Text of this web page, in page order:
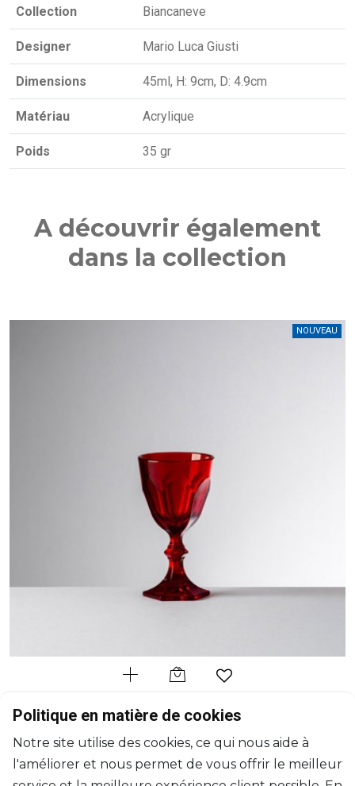
Collection Biancaneve
Designer Mario Luca Giusti
Dimensions 45ml, H: 9cm, D: 4.9cm
Matériau Acrylique
Poids 35 gr
A découvrir également
dans la collection
NOUVEAU
MARIO LUCA GIUSTI
Shot (Egg cup) Rouge
45ml, H: 9cm, D: 4.9cm
Politique en matière de cookies
Notre site utilise des cookies, ce qui nous aide à
l'améliorer et nous permet de vous offrir le meilleur